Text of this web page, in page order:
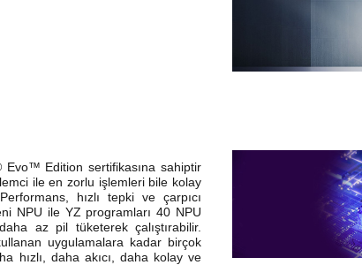
Edition sertifikasına sahiptir
ile en zorlu işlemleri bile kolay
hızlı tepki ve çarpıcı
NPU ile YZ programları 40 NPU
az pil tüketerek çalıştırabilir.
uygulamalara kadar birçok
hızlı, daha akıcı, daha kolay ve